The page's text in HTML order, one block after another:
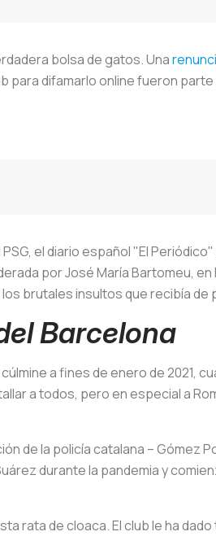
bolsa de gatos. Una
para difamarlo online fueron
el diario español "El
por José María Bartomeu,
brutales insultos que recibía
Barcelona
a fines de enero de 2021,
a todos, pero en especial a
de la policía catalana – Gómez
durante la pandemia y
rata de cloaca. El club le ha